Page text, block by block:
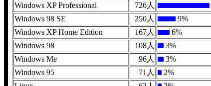
Windows XP Professional
726人
Windows 98 SE
250人
9%
Windows XP Home Edition
167人
6%
Windows 98
108人
3%
Windows Me
96人
3%
Windows 95
71人
2%